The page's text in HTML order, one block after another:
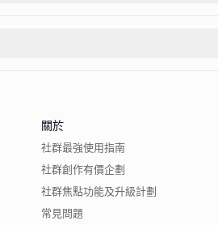
關於
社群最強使用指南
社群創作有價企劃
社群焦點功能及升級計劃
常見問題